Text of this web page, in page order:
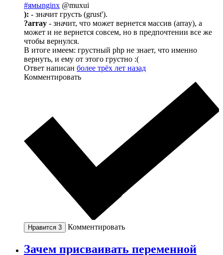
#ямыnginx @muxui
): - значит грусть (grust').
?array - значит, что может вернется массив (array), а
может и не вернется совсем, но в предпочтении все же
чтобы вернулся.
В итоге имеем: грустный php не знает, что именно
вернуть, и ему от этого грустно :(
Ответ написан более трёх лет назад
Комментировать
Нравится 3 Комментировать
Зачем присваивать переменной